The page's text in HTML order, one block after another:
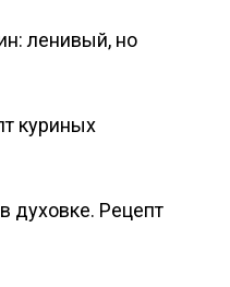
ленивый, но
куриных
духовке. Рецепт